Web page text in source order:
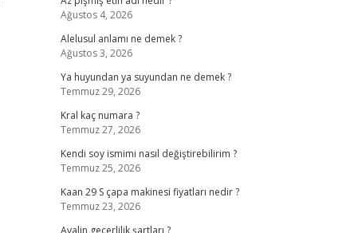
Ağustos 4, 2026
Alelusul anlamı ne demek ?
Ağustos 3, 2026
Ya huyundan ya suyundan ne demek ?
Temmuz 29, 2026
Kral kaç numara ?
Temmuz 27, 2026
Kendi soy ismimi nasıl değiştirebilirim ?
Temmuz 25, 2026
Kaan 29 S çapa makinesi fiyatları nedir ?
Temmuz 23, 2026
Avalin geçerlilik şartları ?